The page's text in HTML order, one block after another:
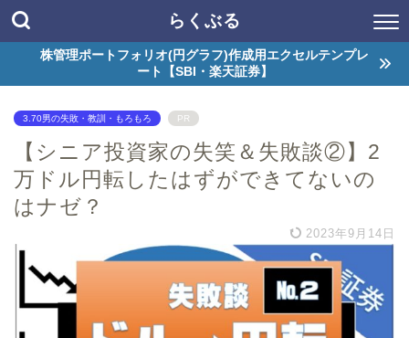
らくぶる
株管理ポートフォリオ(円グラフ)作成用エクセルテンプレ
ート【SBI・楽天証券】
3.70男の失敗・教訓・もろもろ PR
【シニア投資家の失笑＆失敗談②】2
万ドル円転したはずができてないの
はナゼ？
2023年9月14日